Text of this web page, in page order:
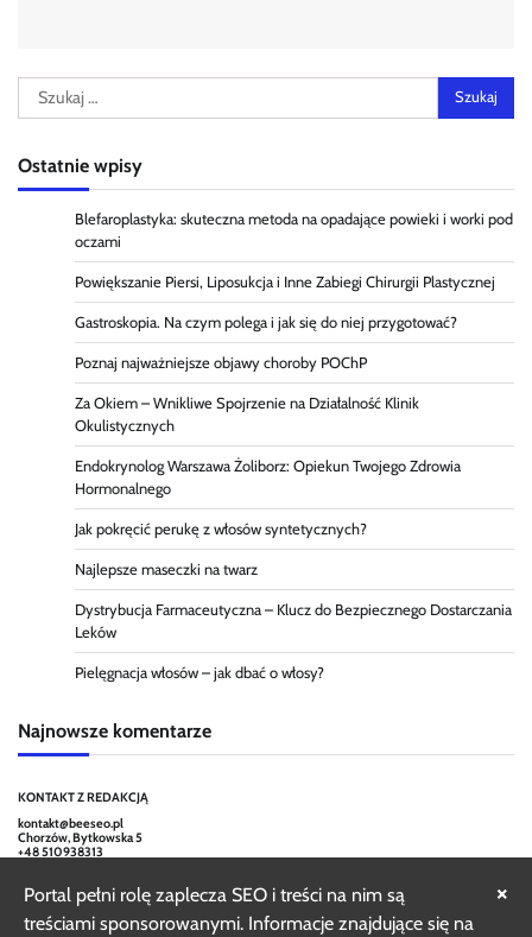
×
Portal pełni rolę zaplecza SEO i treści na nim są
treściami sponsorowanymi. Informacje znajdujące się na
Szukaj:
Ostatnie wpisy
Blefaroplastyka: skuteczna metoda na opadające powieki i worki pod
oczami
Powiększanie Piersi, Liposukcja i Inne Zabiegi Chirurgii Plastycznej
Gastroskopia. Na czym polega i jak się do niej przygotować?
Poznaj najważniejsze objawy choroby POChP
Za Okiem – Wnikliwe Spojrzenie na Działalność Klinik
Okulistycznych
Endokrynolog Warszawa Żoliborz: Opiekun Twojego Zdrowia
Hormonalnego
Jak pokręcić perukę z włosów syntetycznych?
Najlepsze maseczki na twarz
Dystrybucja Farmaceutyczna – Klucz do Bezpiecznego Dostarczania
Leków
Pielęgnacja włosów – jak dbać o włosy?
Najnowsze komentarze
KONTAKT Z REDAKCJĄ
kontakt@beeseo.pl
Chorzów, Bytkowska 5
+48 510938313